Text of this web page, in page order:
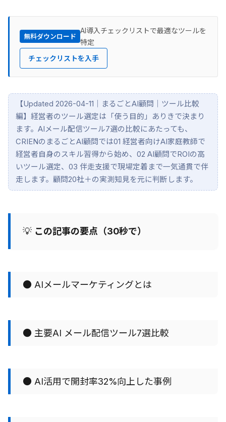
無料ダウンロード
AI導入チェックリストで最適なツールを
特定
チェックリストを入手
【Updated 2026-04-11｜まるごとAI顧問｜ツール比較
編】経営者のツール選定は「使う目的」ありきで決まり
ます。AIメール配信ツール7選の比較にあたっても、
CRIENのまるごとAI顧問では01 経営者向けAI家庭教師で
経営者自身のスキル習得から始め、02 AI顧問でROIの高
いツール選定、03 伴走支援で現場定着まで一気通貫で伴
走します。顧問20社＋の実測知見を元に判断します。
💡 この記事の要点（30秒で）
● AIメールマーケティングとは
● 主要AI メール配信ツール7選比較
● AI活用で開封率32%向上した事例